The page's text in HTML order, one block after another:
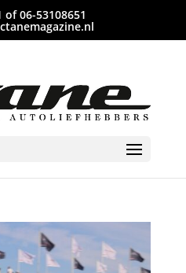
of 06-53108651